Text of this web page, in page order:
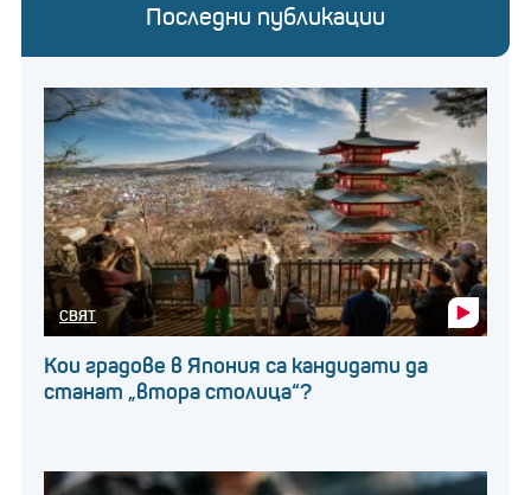
Последни публикации
СВЯТ
Кои градове в Япония са кандидати да
станат „втора столица“?